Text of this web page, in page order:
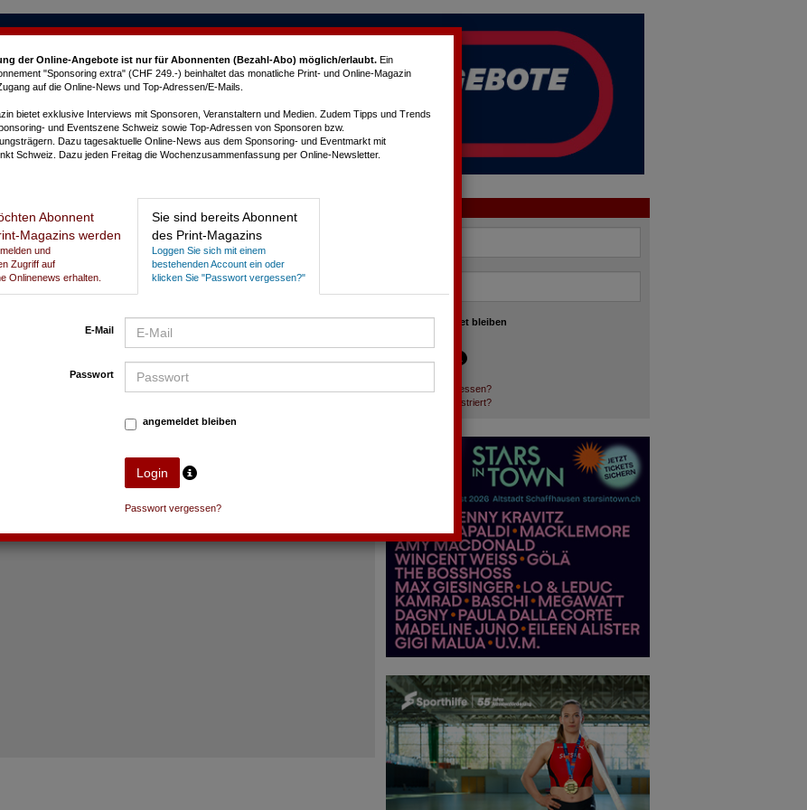
der Online-Angebote ist nur für Abonnenten (Bezahl-Abo) möglich/erlaubt. Ein
"Sponsoring extra" (CHF 249.-) beinhaltet das monatliche Print- und Online-Magazin
auf die Online-News und Top-Adressen/E-Mails.
bietet exklusive Interviews mit Sponsoren, Veranstaltern und Medien. Zudem Tipps und Trends
und Eventszene Schweiz sowie Top-Adressen von Sponsoren bzw.
Dazu tagesaktuelle Online-News aus dem Sponsoring- und Eventmarkt mit
Schweiz. Dazu jeden Freitag die Wochenzusammenfassung per Online-Newsletter.
Abonnent
Magazins werden
und
Zugriff auf
Onlinenews erhalten.
Sie sind bereits Abonnent
des Print-Magazins
Loggen Sie sich mit einem
bestehenden Account ein oder
klicken Sie "Passwort vergessen?"
E-Mail
Passwort
angemeldet bleiben
Passwort vergessen?
angemeldet bleiben
Passwort vergessen?
Noch nicht registriert?